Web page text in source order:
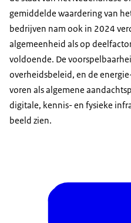
gemiddelde waardering van
bedrijven nam ook in 2024
algemeenheid als op
voldoende. De
overheidsbeleid, en de
voren als algemene
digitale, kennis- en fysieke
beeld zien.